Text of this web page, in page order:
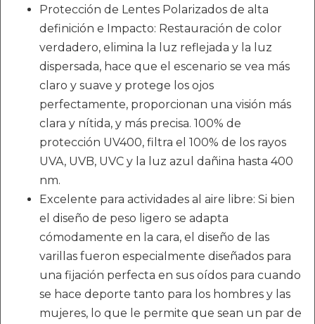
Protección de Lentes Polarizados de alta
definición e Impacto: Restauración de color
verdadero, elimina la luz reflejada y la luz
dispersada, hace que el escenario se vea más
claro y suave y protege los ojos
perfectamente, proporcionan una visión más
clara y nítida, y más precisa. 100% de
protección UV400, filtra el 100% de los rayos
UVA, UVB, UVC y la luz azul dañina hasta 400
nm.
Excelente para actividades al aire libre: Si bien
el diseño de peso ligero se adapta
cómodamente en la cara, el diseño de las
varillas fueron especialmente diseñados para
una fijación perfecta en sus oídos para cuando
se hace deporte tanto para los hombres y las
mujeres, lo que le permite que sean un par de